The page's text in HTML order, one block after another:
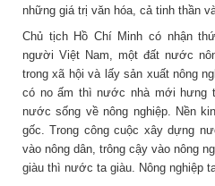
những giá trị văn hóa, cả tinh thần
Chủ tịch Hồ Chí Minh có nhận
người Việt Nam, một đất nước
trong xã hội và lấy sản xuất nông
có no ấm thì nước nhà mới hưng
nước sống về nông nghiệp. Nền
gốc. Trong công cuộc xây dựng
vào nông dân, trông cậy vào nông
giàu thì nước ta giàu. Nông nghiệp